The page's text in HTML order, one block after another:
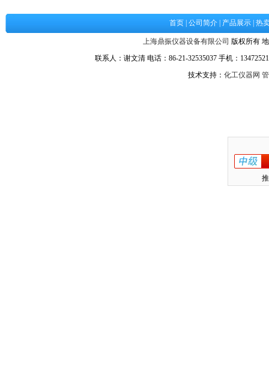
首页 公司简介 产品展示 热
上海鼎振仪器设备有限公司 版权所有
联系人：谢文清 电话：86-21-32535037 手机：
技术支持： 化工仪器网